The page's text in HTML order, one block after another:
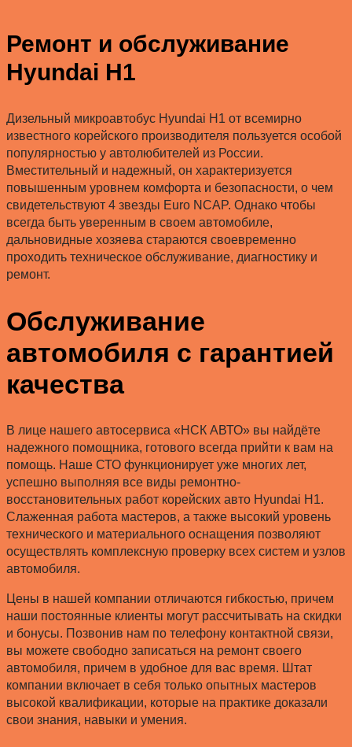
Ремонт и обслуживание
Hyundai H1
Дизельный микроавтобус Hyundai H1 от всемирно
известного корейского производителя пользуется особой
популярностью у автолюбителей из России.
Вместительный и надежный, он характеризуется
повышенным уровнем комфорта и безопасности, о чем
свидетельствуют 4 звезды Euro NCAP. Однако чтобы
всегда быть уверенным в своем автомобиле,
дальновидные хозяева стараются своевременно
проходить техническое обслуживание, диагностику и
ремонт.
Обслуживание
автомобиля с гарантией
качества
В лице нашего автосервиса «НСК АВТО» вы найдёте
надежного помощника, готового всегда прийти к вам на
помощь. Наше СТО функционирует уже многих лет,
успешно выполняя все виды ремонтно-
восстановительных работ корейских авто Hyundai H1.
Слаженная работа мастеров, а также высокий уровень
технического и материального оснащения позволяют
осуществлять комплексную проверку всех систем и узлов
автомобиля.
Цены в нашей компании отличаются гибкостью, причем
наши постоянные клиенты могут рассчитывать на скидки
и бонусы. Позвонив нам по телефону контактной связи,
вы можете свободно записаться на ремонт своего
автомобиля, причем в удобное для вас время. Штат
компании включает в себя только опытных мастеров
высокой квалификации, которые на практике доказали
свои знания, навыки и умения.